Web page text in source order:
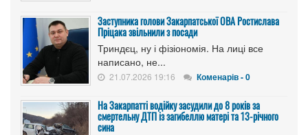
Заступника голови Закарпатської ОВА Ростислава
Пріцака звільнили з посади
Триндєц, ну і фізіономія. На лиці все
написано, не...
21.07.2026 19:16 Коменарів - 0
На Закарпатті водійку засудили до 8 років за
смертельну ДТП із загибеллю матері та 13-річного
сина